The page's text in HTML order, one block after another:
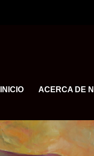
INICIO ACERCA DE